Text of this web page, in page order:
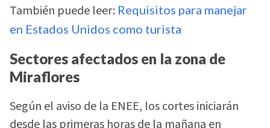
También puede leer: Requisitos para manejar
en Estados Unidos como turista
Sectores afectados en la zona de
Miraflores
Según el aviso de la ENEE, los cortes iniciarán
desde las primeras horas de la mañana en